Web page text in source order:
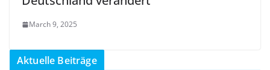
March 9, 2025
Aktuelle Beiträge